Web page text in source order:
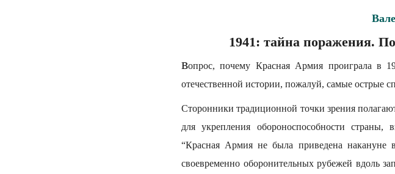
1941: тайна поражения.
вопрос, почему Красная Армия проиграла в
отечественной истории, пожалуй, самые острые
Сторонники традиционной точки зрения
для укрепления обороноспособности
“Красная Армия не была приведена
своевременно оборонительных рубежей вдоль